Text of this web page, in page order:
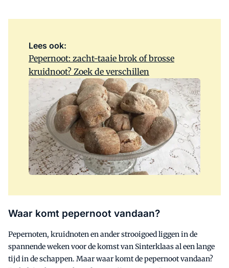
Lees ook:
Pepernoot: zacht-taaie brok of brosse
kruidnoot? Zoek de verschillen
Waar komt pepernoot vandaan?
Pepernoten, kruidnoten en ander strooigoed liggen in de
spannende weken voor de komst van Sinterklaas al een lange
tijd in de schappen. Maar waar komt de pepernoot vandaan?